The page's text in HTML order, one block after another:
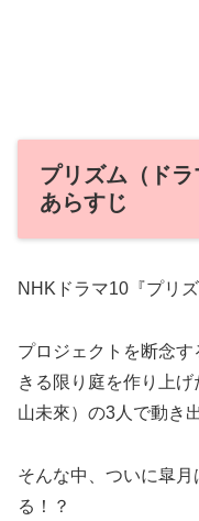
プリズム（ド
あらすじ
NHKドラマ10『プリ
プロジェクトを断念
きる限り庭を作り上
山未來）の3人で動き
そんな中、ついに皐
る！？